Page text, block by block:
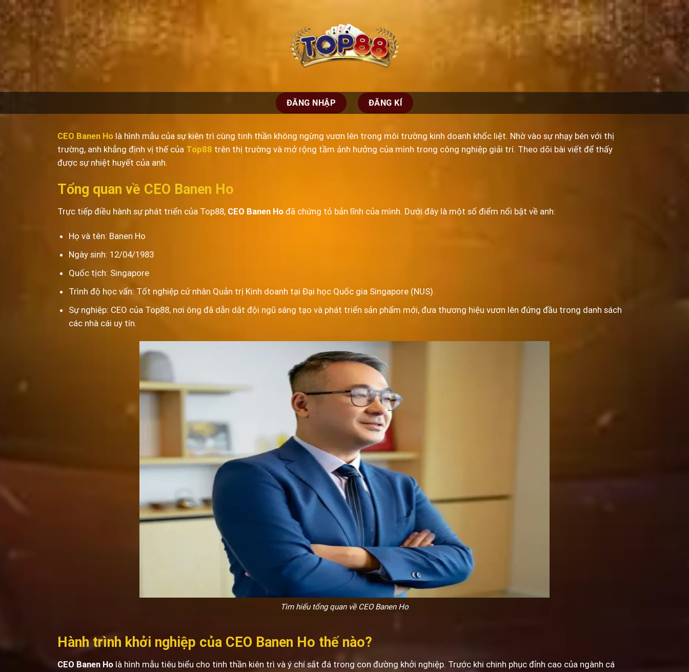
Chuyển
đến
ĐĂNG NHẬP ĐĂNG KÍ
CEO Banen Ho là hình mẫu của sự kiên trì cùng tinh thần không ngừng vươn lên trong môi trường kinh doanh khốc liệt. Nhờ vào sự nhạy bén với thị
trường, anh khẳng định vị thế của Top88 trên thị trường và mở rộng tầm ảnh hưởng của mình trong công nghiệp giải trí. Theo dõi bài viết để thấy
được sự nhiệt huyết của anh.
Tổng quan về CEO Banen Ho
Trực tiếp điều hành sự phát triển của Top88, CEO Banen Ho đã chứng tỏ bản lĩnh của mình. Dưới đây là một số điểm nổi bật về anh:
Họ và tên: Banen Ho
Ngày sinh: 12/04/1983
Quốc tịch: Singapore
Trình độ học vấn: Tốt nghiệp cử nhân Quản trị Kinh doanh tại Đại học Quốc gia Singapore (NUS).
Sự nghiệp: CEO của Top88, nơi ông đã dẫn dắt đội ngũ sáng tạo và phát triển sản phẩm mới, đưa thương hiệu vươn lên đứng đầu trong danh sách
các nhà cái uy tín.
Tìm hiểu tổng quan về CEO Banen Ho
Hành trình khởi nghiệp của CEO Banen Ho thế nào?
CEO Banen Ho là hình mẫu tiêu biểu cho tinh thần kiên trì và ý chí sắt đá trong con đường khởi nghiệp. Trước khi chinh phục đỉnh cao của ngành cá